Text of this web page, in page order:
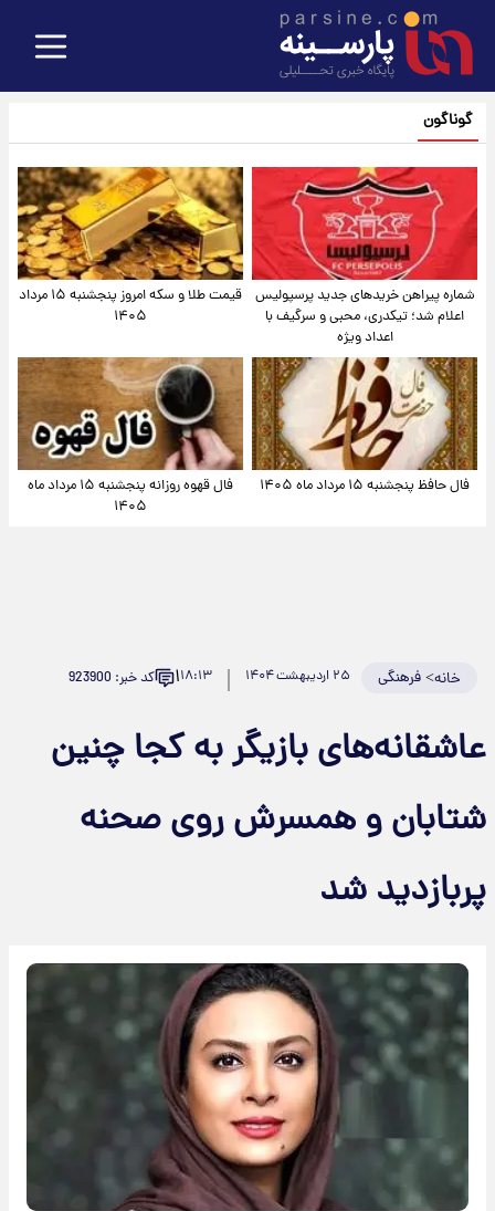
گوناگون
شماره پیراهن خریدهای جدید پرسپولیس
اعلام شد؛ تیکدری، محبی و سرگیف با
اعداد ویژه
قیمت طلا و سکه امروز پنجشنبه ۱۵ مرداد
۱۴۰۵
فال حافظ پنجشنبه ۱۵ مرداد ماه ۱۴۰۵
فال قهوه روزانه پنجشنبه ۱۵ مرداد ماه
۱۴۰۵
خانه>فرهنگی ۲۵ اردیبهشت ۱۴۰۴ ۱۸:۱۳۱ کد خبر: 923900
عاشقانه‌های بازیگر به کجا چنین
شتابان و همسرش روی صحنه
پربازدید شد